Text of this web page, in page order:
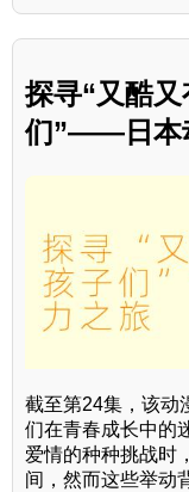
探寻“又酷
们”——日本
截至第24集，该动
们在青春成长中的
爱情的种种挑战时
间，然而这些举动